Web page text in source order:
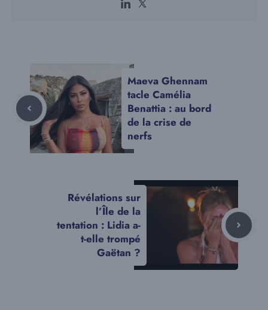
Maeva Ghennam
tacle Camélia
Benattia : au bord
de la crise de
nerfs
Révélations sur
l’Île de la
tentation : Lidia a-
t-elle trompé
Gaëtan ?